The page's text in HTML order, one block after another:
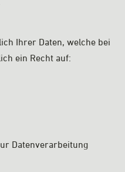
Ihrer Daten, welche bei
ein Recht auf:
Datenverarbeitung